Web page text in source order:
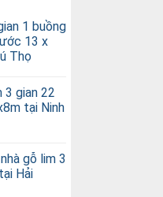
1 buồng
13 x
Thọ
3 gian 22
tại Ninh
gỗ lim 3
Hải